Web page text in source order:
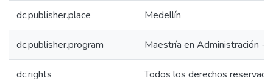
dc.publisher.place Medellín
dc.publisher.program Maestría en Administración -
dc.rights Todos los derechos